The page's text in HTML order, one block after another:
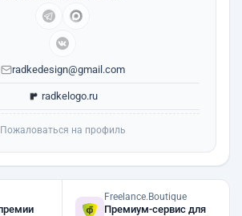
radkedesign@gmail.com
radkelogo.ru
Пожаловаться на профиль
Freelance.Boutique
Премиум-сервис для